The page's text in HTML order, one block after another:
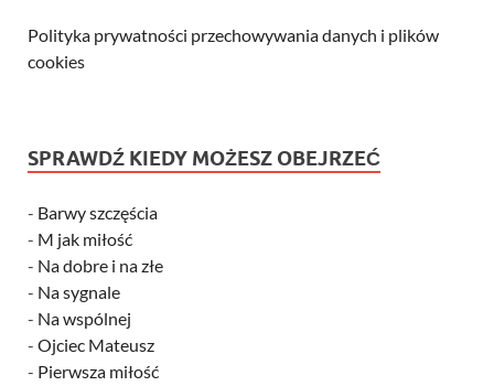
Polityka prywatności przechowywania danych i plików
cookies
SPRAWDŹ KIEDY MOŻESZ OBEJRZEĆ
- Barwy szczęścia
- M jak miłość
- Na dobre i na złe
- Na sygnale
- Na wspólnej
- Ojciec Mateusz
- Pierwsza miłość